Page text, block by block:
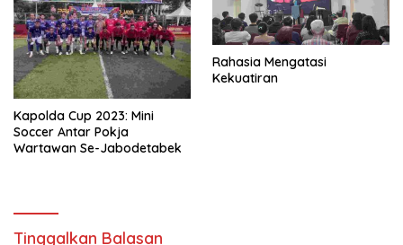
Kapolda Cup 2023: Mini
Soccer Antar Pokja
Wartawan Se-Jabodetabek
Rahasia Mengatasi
Kekuatiran
Tinggalkan Balasan